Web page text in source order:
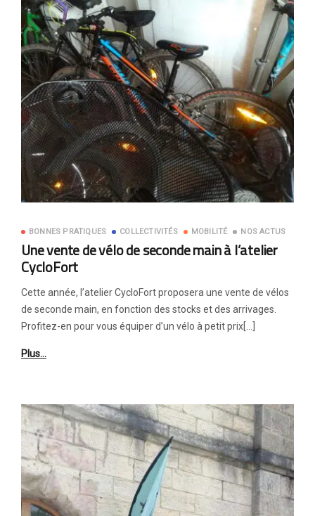
BONNES PRATIQUES COLLECTIVITÉS MOBILITÉ NOS ACTUS
Une vente de vélo de seconde main à l’atelier
CycloFort
Cette année, l’atelier CycloFort proposera une vente de vélos
de seconde main, en fonction des stocks et des arrivages.
Profitez-en pour vous équiper d’un vélo à petit prix[…]
Plus…